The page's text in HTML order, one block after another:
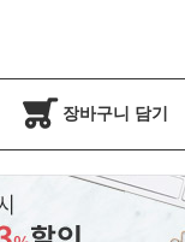
장바구니 담기